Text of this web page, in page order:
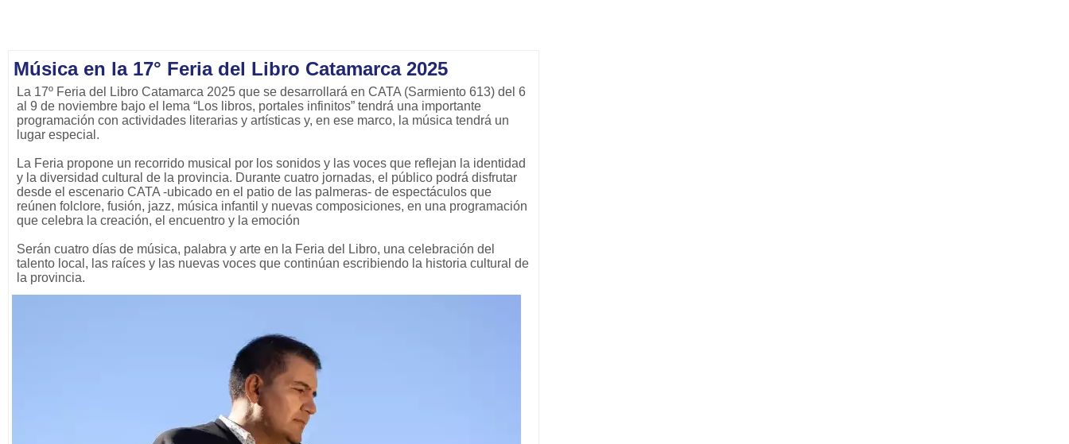
Música en la 17° Feria del Libro Catamarca 2025
La 17º Feria del Libro Catamarca 2025 que se desarrollará en CATA (Sarmiento 613) del 6
al 9 de noviembre bajo el lema “Los libros, portales infinitos” tendrá una importante
programación con actividades literarias y artísticas y, en ese marco, la música tendrá un
lugar especial.
La Feria propone un recorrido musical por los sonidos y las voces que reflejan la identidad
y la diversidad cultural de la provincia. Durante cuatro jornadas, el público podrá disfrutar
desde el escenario CATA -ubicado en el patio de las palmeras- de espectáculos que
reúnen folclore, fusión, jazz, música infantil y nuevas composiciones, en una programación
que celebra la creación, el encuentro y la emoción
Serán cuatro días de música, palabra y arte en la Feria del Libro, una celebración del
talento local, las raíces y las nuevas voces que continúan escribiendo la historia cultural de
la provincia.